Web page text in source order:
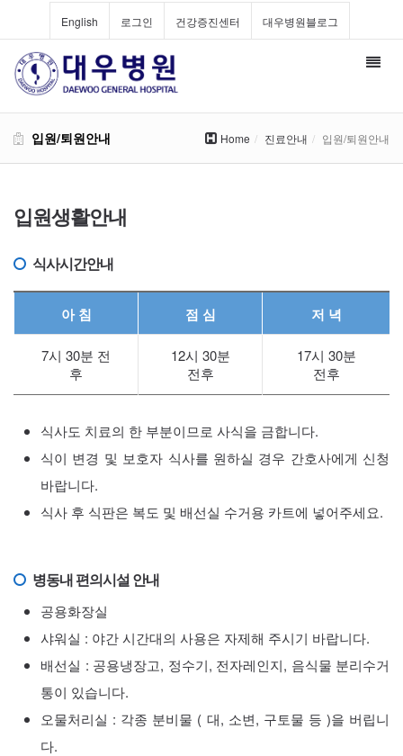
English 로그인 건강증진센터 대우병원블로그
입원/퇴원안내 Home 진료안내 입원/퇴원안내
입원생활안내
식사시간안내
아 침 점 심 저 녁
7시 30분 전
후
12시 30분
전후
17시 30분
전후
식사도 치료의 한 부분이므로 사식을 금합니다.
식이 변경 및 보호자 식사를 원하실 경우 간호사에게 신청
바랍니다.
식사 후 식판은 복도 및 배선실 수거용 카트에 넣어주세요.
병동내 편의시설 안내
공용화장실
샤워실 : 야간 시간대의 사용은 자제해 주시기 바랍니다.
배선실 : 공용냉장고, 정수기, 전자레인지, 음식물 분리수거
통이 있습니다.
오물처리실 : 각종 분비물 ( 대, 소변, 구토물 등 )을 버립니
다.